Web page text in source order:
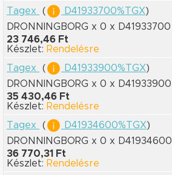
Tagex
( D41933700%TGX)
DRONNINGBORG x 0 x D41933700
23 746,46 Ft
Készlet: Rendelésre
Tagex
( D41933900%TGX)
DRONNINGBORG x 0 x D41933900
35 430,46 Ft
Készlet: Rendelésre
Tagex
( D41934600%TGX)
DRONNINGBORG x 0 x D41934600
36 770,31 Ft
Készlet: Rendelésre